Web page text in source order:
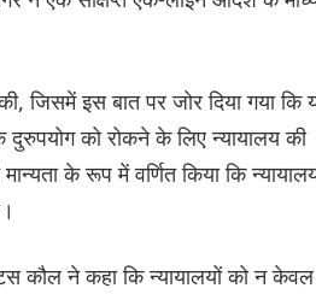
जिसमें इस बात पर जोर दिया गया कि
को रोकने के लिए न्यायालय की
के रूप में वर्णित किया कि
कौल ने कहा कि न्यायालयों को न केवल